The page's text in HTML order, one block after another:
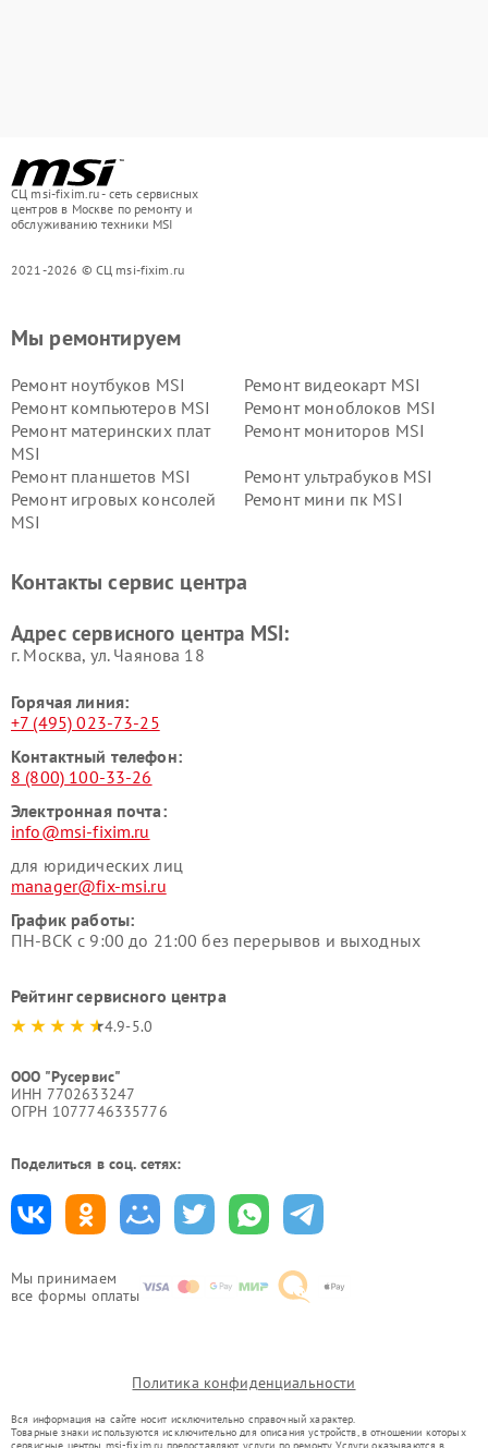
СЦ msi-fixim.ru - сеть сервисных
центров в Москве по ремонту и
обслуживанию техники MSI
2021-2026 © СЦ msi-fixim.ru
Мы принимаем
все формы оплаты
Мы ремонтируем
Ремонт ноутбуков MSI
Ремонт видеокарт MSI
Ремонт компьютеров MSI
Ремонт моноблоков MSI
Ремонт материнских плат
MSI
Ремонт мониторов MSI
Ремонт планшетов MSI
Ремонт ультрабуков MSI
Ремонт игровых консолей
MSI
Ремонт мини пк MSI
Контакты сервис центра
Адрес сервисного центра MSI:
г. Москва, ул. Чаянова 18
Горячая линия:
+7 (495) 023-73-25
Контактный телефон:
8 (800) 100-33-26
Электронная почта:
info@msi-fixim.ru
для юридических лиц
manager@fix-msi.ru
График работы:
ПН-ВСК с 9:00 до 21:00 без перерывов и выходных
Рейтинг сервисного центра
4.9-5.0
ООО "Русервис"
ИНН 7702633247
ОГРН 1077746335776
Поделиться в соц. сетях:
Политика конфиденциальности
Вся информация на сайте носит исключительно справочный характер.
Товарные знаки используются исключительно для описания устройств, в отношении которых
сервисные центры msi-fixim.ru предоставляют услуги по ремонту. Услуги оказываются в